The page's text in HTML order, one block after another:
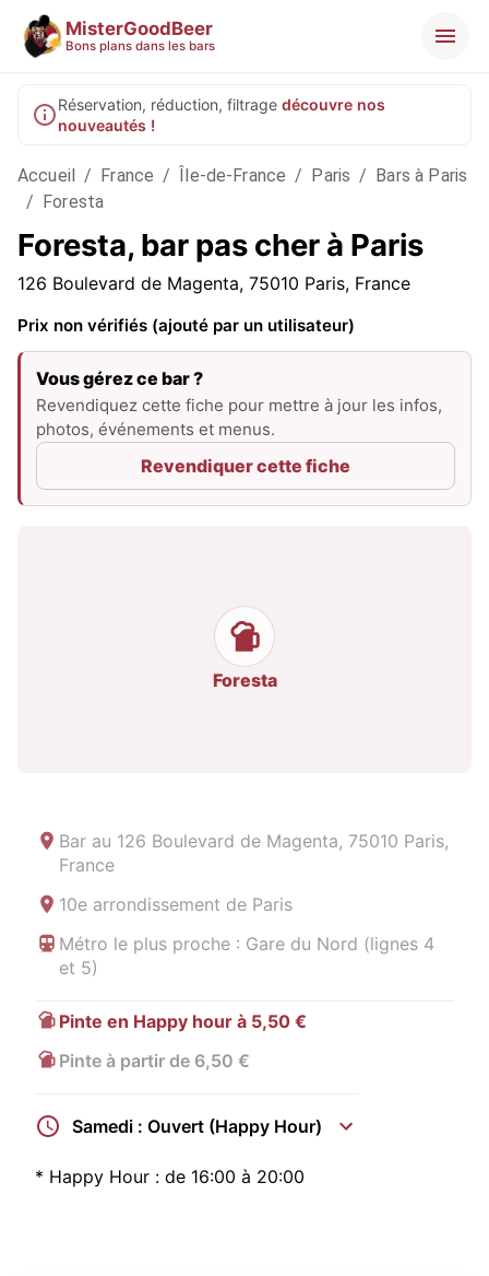
MisterGoodBeer
Bons plans dans les bars
Réservation, réduction, filtrage découvre nos
nouveautés !
Accueil / France / Île-de-France / Paris / Bars à Paris
/ Foresta
Foresta, bar pas cher à Paris
126 Boulevard de Magenta, 75010 Paris, France
Prix non vérifiés (ajouté par un utilisateur)
Vous gérez ce bar ?
Revendiquez cette fiche pour mettre à jour les infos,
photos, événements et menus.
Revendiquer cette fiche
Foresta
Bar au 126 Boulevard de Magenta, 75010 Paris,
France
10e arrondissement de Paris
Métro le plus proche : Gare du Nord (lignes 4
et 5)
Pinte en Happy hour à 5,50 €
Pinte à partir de 6,50 €
Samedi : Ouvert (Happy Hour)
* Happy Hour : de 16:00 à 20:00